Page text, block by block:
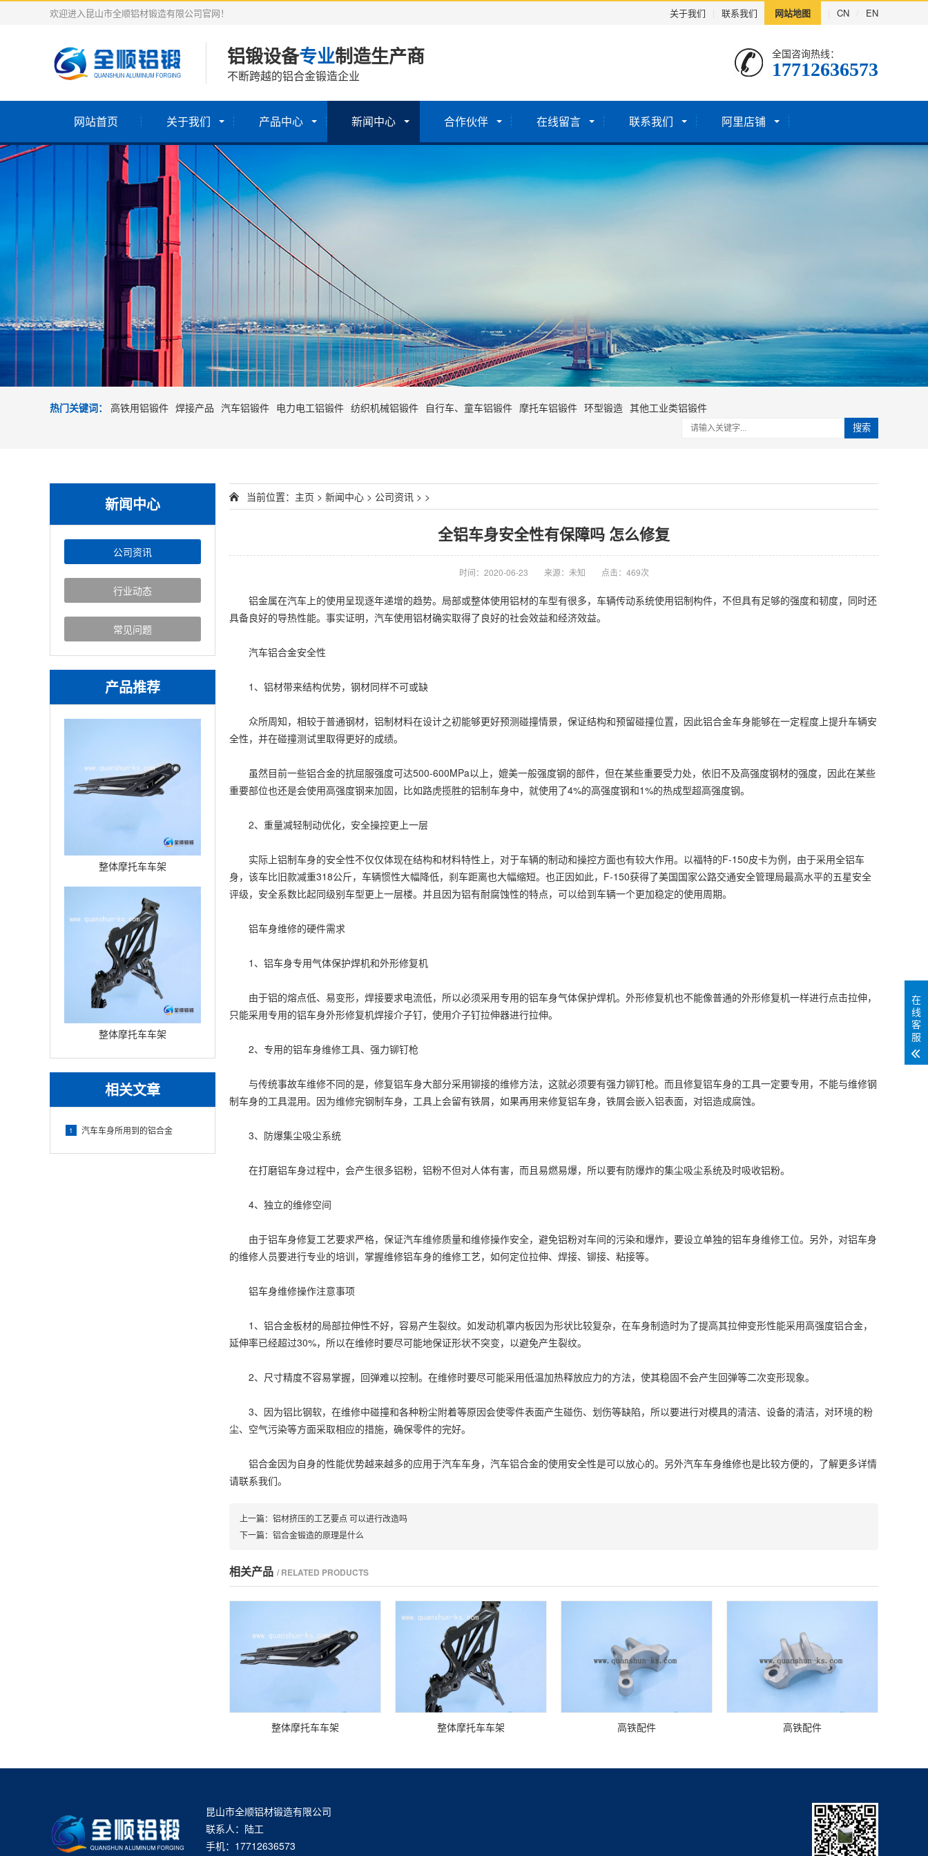
关于我们 联系我们 网站地图 CN EN
欢迎进入昆山市全顺铝材锻造有限公司官网！
铝锻设备专业制造生产商
不断跨越的铝合金锻造企业
全国咨询热线：
17712636573
网站首页 关于我们 产品中心 新闻中心 合作伙伴 在线留言 联系我们 阿里店铺
热门关键词： 高铁用铝锻件 焊接产品 汽车铝锻件 电力电工铝锻件 纺织机械铝锻件 自行车、童车铝锻件 摩托车铝锻件 环型锻造 其他工业类铝锻件
搜索
新闻中心
公司资讯
行业动态
常见问题
产品推荐
整体摩托车车架
整体摩托车车架
相关文章
1 汽车车身所用到的铝合金
当前位置： 主页 > 新闻中心 > 公司资讯 > >
全铝车身安全性有保障吗 怎么修复
时间：2020-06-23 来源：未知 点击： 469次
铝金属在汽车上的使用呈现逐年递增的趋势。局部或整体使用铝材的车型有很多，车辆传动系统使用铝制构件，不但具有足够的强度和韧度，同时还
具备良好的导热性能。事实证明，汽车使用铝材确实取得了良好的社会效益和经济效益。
汽车铝合金安全性
1、铝材带来结构优势，钢材同样不可或缺
众所周知，相较于普通钢材，铝制材料在设计之初能够更好预测碰撞情景，保证结构和预留碰撞位置，因此铝合金车身能够在一定程度上提升车辆安
全性，并在碰撞测试里取得更好的成绩。
虽然目前一些铝合金的抗屈服强度可达500-600MPa以上，媲美一般强度钢的部件，但在某些重要受力处，依旧不及高强度钢材的强度，因此在某些
重要部位也还是会使用高强度钢来加固，比如路虎揽胜的铝制车身中，就使用了4%的高强度钢和1%的热成型超高强度钢。
2、重量减轻制动优化，安全操控更上一层
实际上铝制车身的安全性不仅仅体现在结构和材料特性上，对于车辆的制动和操控方面也有较大作用。以福特的F-150皮卡为例，由于采用全铝车
身，该车比旧款减重318公斤，车辆惯性大幅降低，刹车距离也大幅缩短。也正因如此，F-150获得了美国国家公路交通安全管理局最高水平的五星安全
评级，安全系数比起同级别车型更上一层楼。并且因为铝有耐腐蚀性的特点，可以给到车辆一个更加稳定的使用周期。
铝车身维修的硬件需求
1、铝车身专用气体保护焊机和外形修复机
由于铝的熔点低、易变形，焊接要求电流低，所以必须采用专用的铝车身气体保护焊机。外形修复机也不能像普通的外形修复机一样进行点击拉伸，
只能采用专用的铝车身外形修复机焊接介子钉，使用介子钉拉伸器进行拉伸。
2、专用的铝车身维修工具、强力铆钉枪
与传统事故车维修不同的是，修复铝车身大部分采用铆接的维修方法，这就必须要有强力铆钉枪。而且修复铝车身的工具一定要专用，不能与维修钢
制车身的工具混用。因为维修完钢制车身，工具上会留有铁屑，如果再用来修复铝车身，铁屑会嵌入铝表面，对铝造成腐蚀。
3、防爆集尘吸尘系统
在打磨铝车身过程中，会产生很多铝粉，铝粉不但对人体有害，而且易燃易爆，所以要有防爆炸的集尘吸尘系统及时吸收铝粉。
4、独立的维修空间
由于铝车身修复工艺要求严格，保证汽车维修质量和维修操作安全，避免铝粉对车间的污染和爆炸，要设立单独的铝车身维修工位。另外，对铝车身
的维修人员要进行专业的培训，掌握维修铝车身的维修工艺，如何定位拉伸、焊接、铆接、粘接等。
铝车身维修操作注意事项
1、铝合金板材的局部拉伸性不好，容易产生裂纹。如发动机罩内板因为形状比较复杂，在车身制造时为了提高其拉伸变形性能采用高强度铝合金，
延伸率已经超过30%，所以在维修时要尽可能地保证形状不突变，以避免产生裂纹。
2、尺寸精度不容易掌握，回弹难以控制。在维修时要尽可能采用低温加热释放应力的方法，使其稳固不会产生回弹等二次变形现象。
3、因为铝比钢软，在维修中碰撞和各种粉尘附着等原因会使零件表面产生碰伤、划伤等缺陷，所以要进行对模具的清洁、设备的清洁，对环境的粉
尘、空气污染等方面采取相应的措施，确保零件的完好。
铝合金因为自身的性能优势越来越多的应用于汽车车身，汽车铝合金的使用安全性是可以放心的。另外汽车车身维修也是比较方便的，了解更多详情
请联系我们。
上一篇： 铝材挤压的工艺要点 可以进行改造吗
下一篇： 铝合金锻造的原理是什么
相关产品 / RELATED PRODUCTS
整体摩托车车架 整体摩托车车架 高铁配件 高铁配件
昆山市全顺铝材锻造有限公司
联系人：陆工
手机：17712636573
在
线
客
服